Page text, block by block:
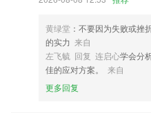
黄绿堂 ：不要因为失败或挫
的实力 来自
左飞毓 回复 连启心学会分
佳的应对方案。
来自
更多回复